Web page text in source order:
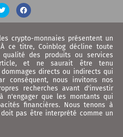
crypto-monnaies présentent un
ce titre, Coinblog décline toute
des produits ou services
et ne saurait être tenu
directs ou indirects qui
conséquent, nous invitons nos
recherches avant d'investir
n'engager que les montants qui
financières. Nous tenons à
pas être interprété comme un